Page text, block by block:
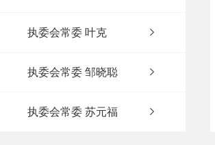
执委会常委 叶克
执委会常委 邹晓聪
执委会常委 苏元福